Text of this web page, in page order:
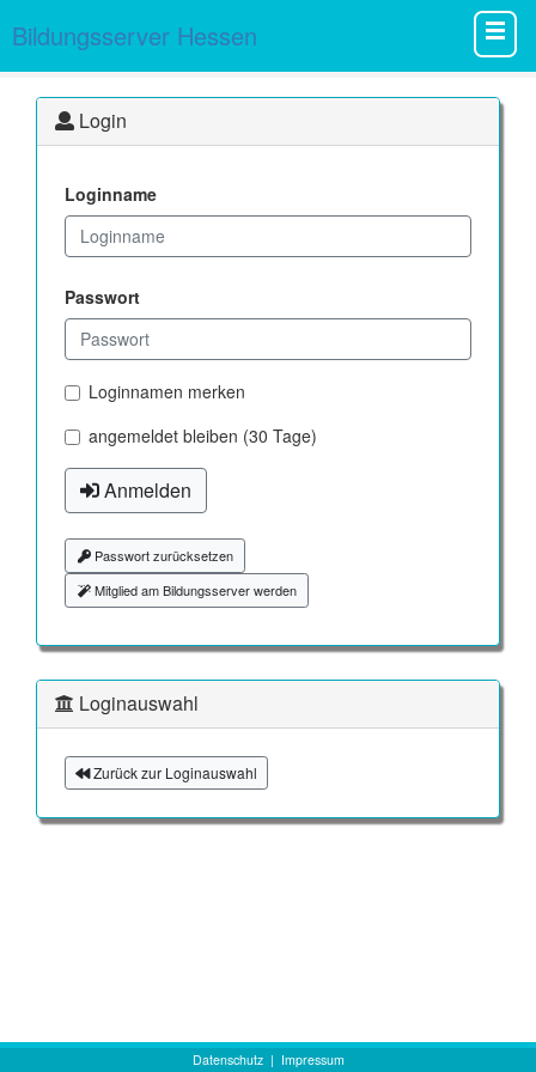
Bildungsserver Hessen
Login
Loginname
Passwort
Loginnamen merken
angemeldet bleiben (30 Tage)
Anmelden
Passwort zurücksetzen
Mitglied am Bildungsserver werden
Loginauswahl
Zurück zur Loginauswahl
Datenschutz| Impressum